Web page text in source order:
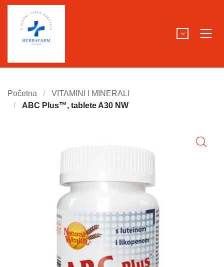
Početna
VITAMINI I MINERALI
ABC Plus™, tablete A30 NW